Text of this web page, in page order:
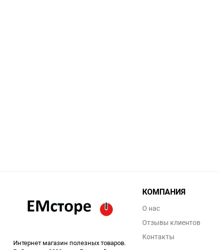
Интернет магазин полезных товаров.
КОМПАНИЯ
О нас
Отзывы клиентов
Контакты